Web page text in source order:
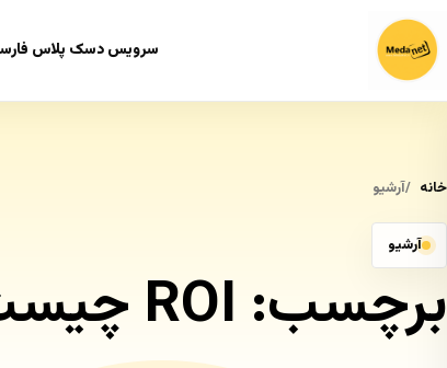
سرویس دسک پلاس
خانه آرشیو
آرشیو
برچسب: ROI چیست